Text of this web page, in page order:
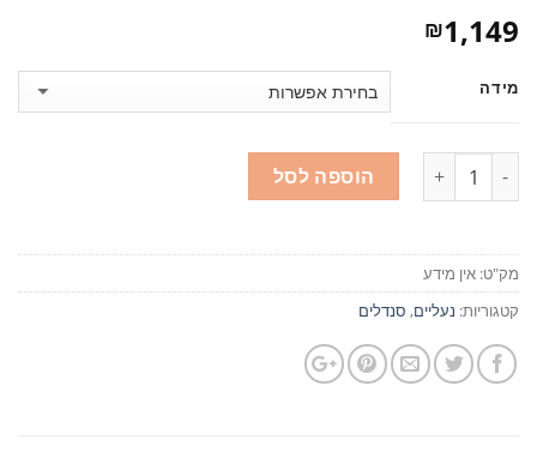
₪1,149
מידה
הוספה לסל
מק"ט: אין מידע
קטגוריות: נעליים, סנדלים